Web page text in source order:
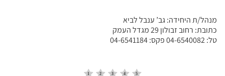
מנהל/ת היחידה: גב’ ענבל לביא
כתובת: רחוב זבולון 29 מגדל העמק
טל: 04-6540082 פקס: 04-6541184